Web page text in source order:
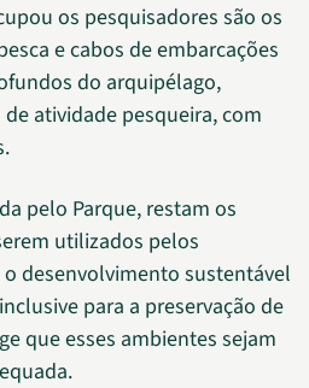
os pesquisadores são os
e cabos de embarcações
do arquipélago,
atividade pesqueira, com
pelo Parque, restam os
utilizados pelos
desenvolvimento sustentável
para a preservação de
que esses ambientes sejam